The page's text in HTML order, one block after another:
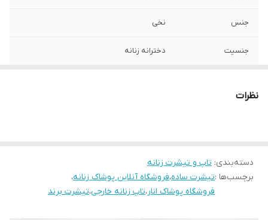
جنس نخی
جنسیت دخترانه زنانه
نظرات
دسته‌بندی: تاپ و تیشرت زنانه
برچسب‌ها :تیشرت ساده،فروشگاه آنلاین پوشاک زنانه،
فروشگاه پوشاک انار،تاپ زنانه خارجی،تیشرت برند